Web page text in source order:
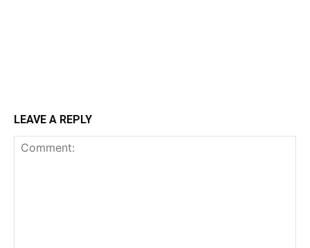
LEAVE A REPLY